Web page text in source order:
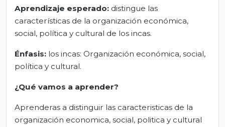
Aprendizaje esperado: distingue las
características de la organización económica,
social, política y cultural de los incas.
Énfasis: los incas: Organización económica, social,
política y cultural.
¿Qué vamos a aprender?
Aprenderas a distinguir las caracteristicas de la
organización economica, social, politica y cultural